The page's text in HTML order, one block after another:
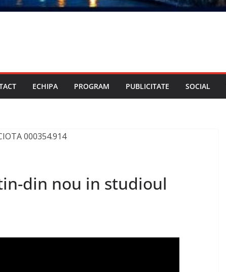
ECHIPA PROGRAM PUBLICITATE SOCIAL
din nou in studioul